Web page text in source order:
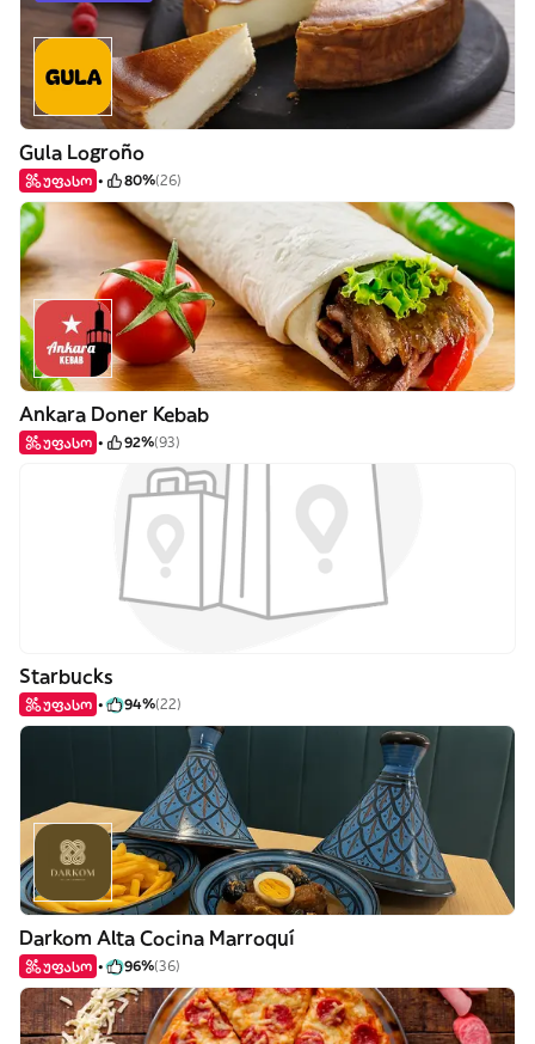
Gula Logroño
უფასო 80%(26)
Ankara Doner Kebab
უფასო 92%(93)
Starbucks
უფასო 94%(22)
Darkom Alta Cocina Marroquí
უფასო 96%(36)